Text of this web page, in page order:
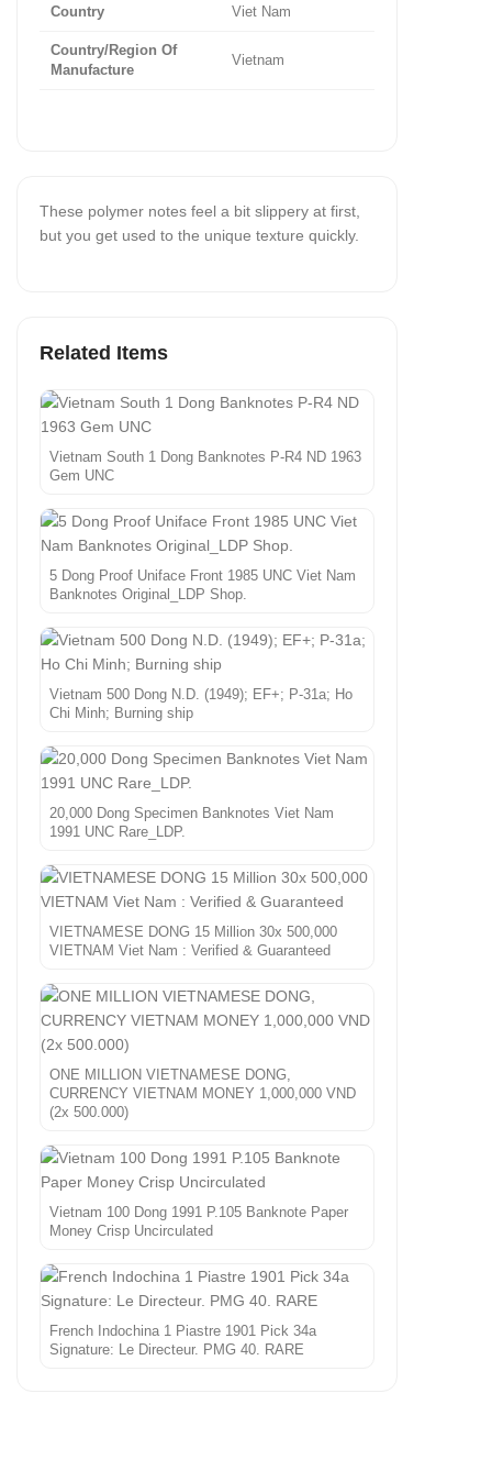
Country Viet Nam
Country/Region Of
Manufacture
Vietnam
These polymer notes feel a bit slippery at first,
but you get used to the unique texture quickly.
Related Items
Vietnam South 1 Dong Banknotes P-R4 ND 1963
Gem UNC
5 Dong Proof Uniface Front 1985 UNC Viet Nam
Banknotes Original_LDP Shop.
Vietnam 500 Dong N.D. (1949); EF+; P-31a; Ho
Chi Minh; Burning ship
20,000 Dong Specimen Banknotes Viet Nam
1991 UNC Rare_LDP.
VIETNAMESE DONG 15 Million 30x 500,000
VIETNAM Viet Nam : Verified & Guaranteed
ONE MILLION VIETNAMESE DONG,
CURRENCY VIETNAM MONEY 1,000,000 VND
(2x 500.000)
Vietnam 100 Dong 1991 P.105 Banknote Paper
Money Crisp Uncirculated
French Indochina 1 Piastre 1901 Pick 34a
Signature: Le Directeur. PMG 40. RARE